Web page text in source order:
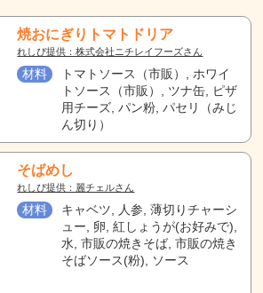
焼おにぎりトマトドリア
れしぴ提供：株式会社ニチレイフーズさん
材料
トマトソース（市販）, ホワイ
トソース（市販）, ツナ缶, ピザ
用チーズ, パン粉, パセリ（みじ
ん切り）
そばめし
れしぴ提供：麗チェルさん
材料
キャベツ, 人参, 薄切りチャーシ
ュー, 卵, 紅しょうが(お好みで),
水, 市販の焼きそば, 市販の焼き
そばソース(粉), ソース